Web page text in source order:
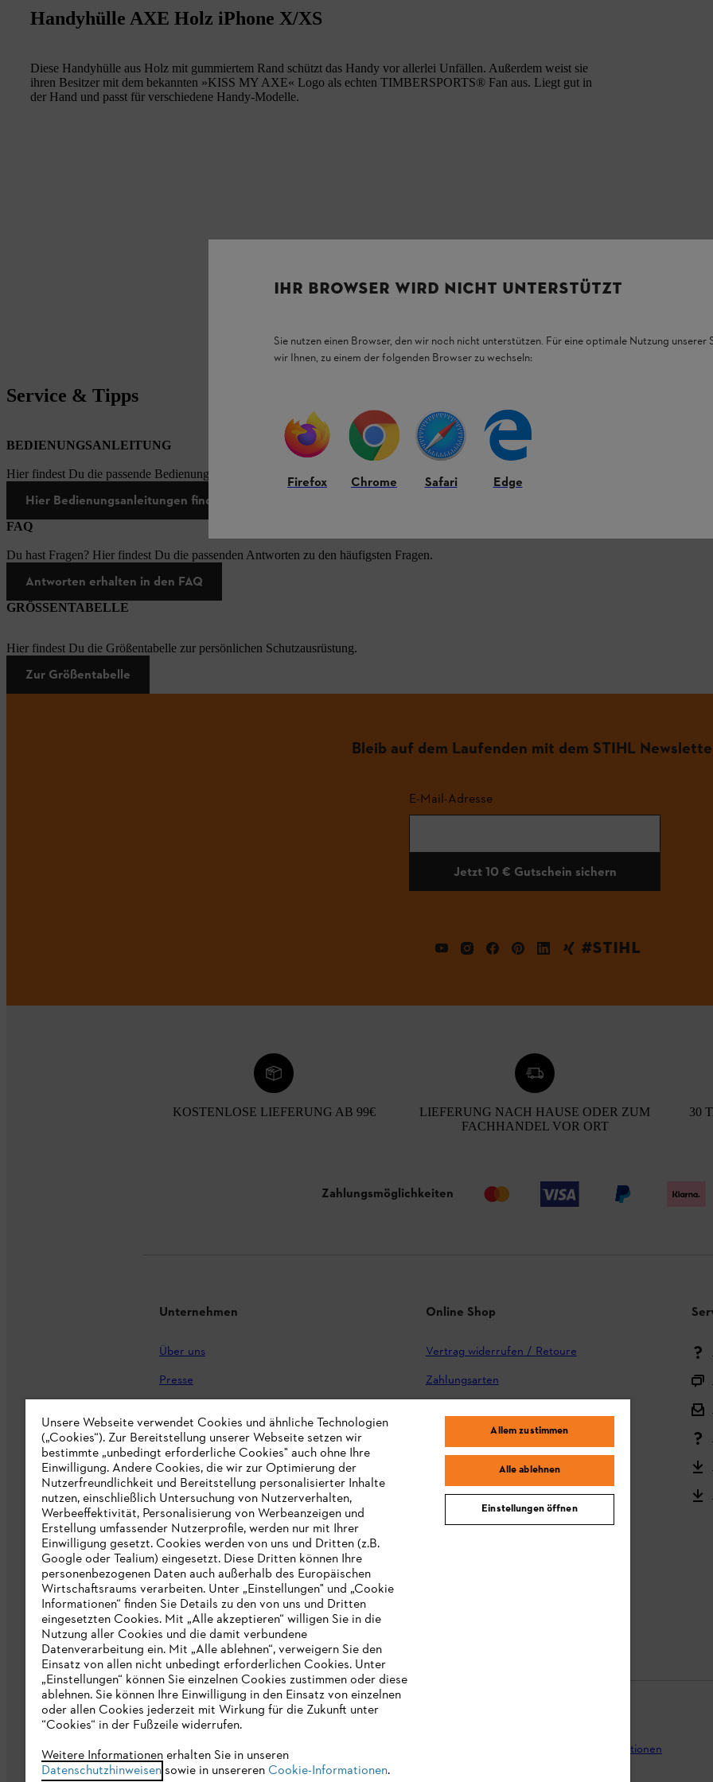
Handyhülle AXE Holz iPhone X/XS
Diese Handyhülle aus Holz mit gummiertem Rand schützt das Handy vor allerlei Unfällen. Außerdem weist sie
ihren Besitzer mit dem bekannten »KISS MY AXE« Logo als echten TIMBERSPORTS® Fan aus. Liegt gut in
der Hand und passt für verschiedene Handy-Modelle.
Service & Tipps
BEDIENUNGSANLEITUNG
Hier findest Du die passende Bedienungsanleitungen zu unseren STIHL Produkten.
Hier Bedienungsanleitungen finden
FAQ
Du hast Fragen? Hier findest Du die passenden Antworten zu den häufigsten Fragen.
Antworten erhalten in den FAQ
GRÖSSENTABELLE
Hier findest Du die Größentabelle zur persönlichen Schutzausrüstung.
Zur Größentabelle
Bleib auf dem Laufenden mit dem STIHL
E-Mail-Adresse
Jetzt 10 € Gutschein sichern
#STIHL
KOSTENLOSE LIEFERUNG AB 99€
LIEFERUNG NACH HAUSE ODER ZUM
FACHHANDEL VOR ORT
30
Zahlungsmöglichkeiten
Unternehmen
Über uns
Presse
STIHL Markenshop
Nachhaltigkeit
STIHL Hinweisgebersystem
Informationen für Lieferunternehmen
Erklärung zur Barrierefreiheit
Produktpiraterie
Fakten zu STIHL
Online Shop
Vertrag widerrufen / Retoure
Zahlungsarten
Reklamation und Garantie
STIHL Kooperationsprogramm
STIHL Bedienungsanleitungen
MY STIHL
Allgemeine Geschäftsbedingungen Rechtliche Informationen
IHR BROWSER WIRD NICHT UNTERSTÜTZT
Sie nutzen einen Browser, den wir noch nicht unterstützen. Für eine optimale Nutzung unserer
wir Ihnen, zu einem der folgenden Browser zu wechseln:
Firefox Chrome Safari Edge
Unsere Webseite verwendet Cookies und ähnliche Technologien
(„Cookies“). Zur Bereitstellung unserer Webseite setzen wir
bestimmte „unbedingt erforderliche Cookies" auch ohne Ihre
Einwilligung. Andere Cookies, die wir zur Optimierung der
Nutzerfreundlichkeit und Bereitstellung personalisierter Inhalte
nutzen, einschließlich Untersuchung von Nutzerverhalten,
Werbeeffektivität, Personalisierung von Werbeanzeigen und
Erstellung umfassender Nutzerprofile, werden nur mit Ihrer
Einwilligung gesetzt. Cookies werden von uns und Dritten (z.B.
Google oder Tealium) eingesetzt. Diese Dritten können Ihre
personenbezogenen Daten auch außerhalb des Europäischen
Wirtschaftsraums verarbeiten. Unter „Einstellungen" und „Cookie
Informationen“ finden Sie Details zu den von uns und Dritten
eingesetzten Cookies. Mit „Alle akzeptieren“ willigen Sie in die
Nutzung aller Cookies und die damit verbundene
Datenverarbeitung ein. Mit „Alle ablehnen“, verweigern Sie den
Einsatz von allen nicht unbedingt erforderlichen Cookies. Unter
„Einstellungen“ können Sie einzelnen Cookies zustimmen oder diese
ablehnen. Sie können Ihre Einwilligung in den Einsatz von einzelnen
oder allen Cookies jederzeit mit Wirkung für die Zukunft unter
“Cookies“ in der Fußzeile widerrufen.
Weitere Informationen erhalten Sie in unseren
Datenschutzhinweisensowie in unsereren Cookie-Informationen.
Allem zustimmen
Alle ablehnen
Einstellungen öffnen